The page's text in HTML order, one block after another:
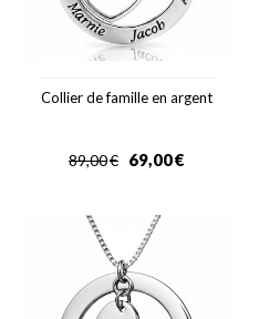
Collier de famille en argent
€
89,00 €
69,00